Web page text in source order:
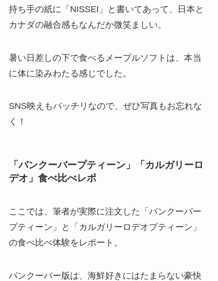
持ち手の紙に「NISSEI」と書いてあって、日本と
カナダの融合感もなんだか微笑ましい。
暑い日差しの下で食べるメープルソフトは、本当
に体に染みわたる感じでした。
SNS映えもバッチリなので、ぜひ写真もお忘れな
く！
「バンクーバープティーン」「カルガリーロ
デオ」食べ比べレポ
ここでは、筆者が実際に注文した「バンクーバー
プティーン」と「カルガリーロデオプティーン」
の食べ比べ体験をレポート。
バンクーバー版は、海鮮好きにはたまらない豪快